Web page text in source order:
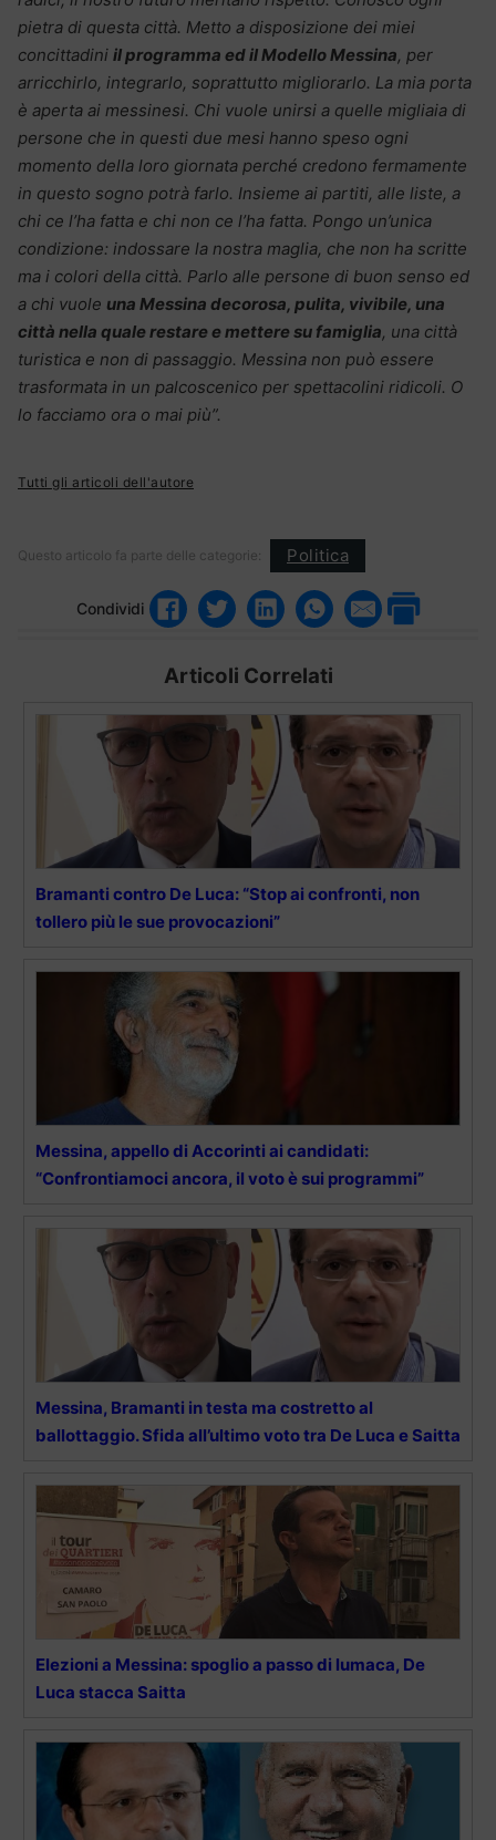
pietra di questa città. Metto a disposizione dei miei
concittadini il programma ed il Modello Messina, per
arricchirlo, integrarlo, soprattutto migliorarlo. La mia porta
è aperta ai messinesi. Chi vuole unirsi a quelle migliaia di
persone che in questi due mesi hanno speso ogni
momento della loro giornata perché credono fermamente
in questo sogno potrà farlo. Insieme ai partiti, alle liste, a
chi ce l’ha fatta e chi non ce l’ha fatta. Pongo un’unica
condizione: indossare la nostra maglia, che non ha scritte
ma i colori della città. Parlo alle persone di buon senso ed
a chi vuole una Messina decorosa, pulita, vivibile, una
città nella quale restare e mettere su famiglia, una città
turistica e non di passaggio. Messina non può essere
trasformata in un palcoscenico per spettacolini ridicoli. O
lo facciamo ora o mai più”.
Tutti gli articoli dell'autore
Questo articolo fa parte delle categorie: Politica
Condividi
Articoli Correlati
Bramanti contro De Luca: “Stop ai confronti, non
tollero più le sue provocazioni”
Messina, appello di Accorinti ai candidati:
“Confrontiamoci ancora, il voto è sui programmi”
Messina, Bramanti in testa ma costretto al
ballottaggio. Sfida all’ultimo voto tra De Luca e Saitta
Elezioni a Messina: spoglio a passo di lumaca, De
Luca stacca Saitta